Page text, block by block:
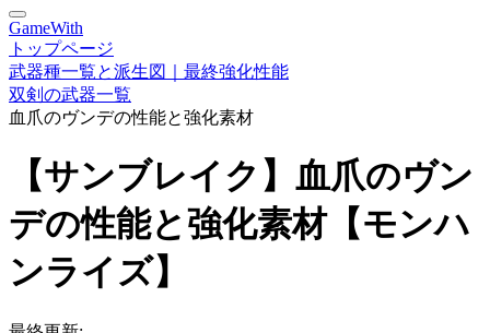
GameWith
トップページ
武器種一覧と派生図｜最終強化性能
双剣の武器一覧
血爪のヴンデの性能と強化素材
【サンブレイク】血爪のヴン
デの性能と強化素材【モンハ
ンライズ】